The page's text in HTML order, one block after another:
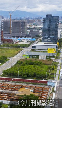
（今周刊攝影組）